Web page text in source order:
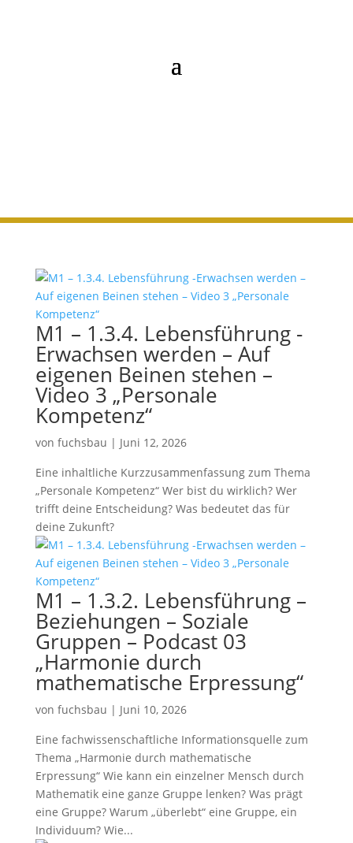
M1 – 1.3.4. Lebensführung -
Erwachsen werden – Auf
eigenen Beinen stehen –
Video 3 „Personale
Kompetenz“
von fuchsbau | Juni 12, 2026
Eine inhaltliche Kurzzusammenfassung zum Thema
„Personale Kompetenz“ Wer bist du wirklich? Wer
trifft deine Entscheidung? Was bedeutet das für
deine Zukunft?
M1 – 1.3.2. Lebensführung –
Beziehungen – Soziale
Gruppen – Podcast 03
„Harmonie durch
mathematische Erpressung“
von fuchsbau | Juni 10, 2026
Eine fachwissenschaftliche Informationsquelle zum
Thema „Harmonie durch mathematische
Erpressung“ Wie kann ein einzelner Mensch durch
Mathematik eine ganze Gruppe lenken? Was prägt
eine Gruppe? Warum „überlebt“ eine Gruppe, ein
Individuum? Wie...